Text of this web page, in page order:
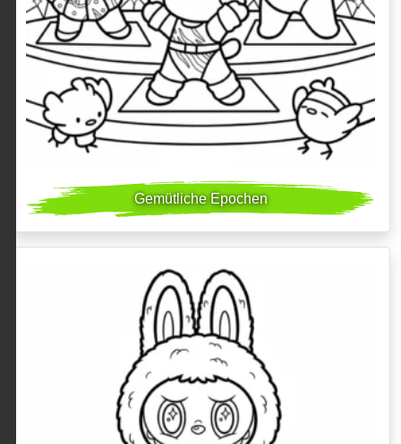
Gemütliche Epochen